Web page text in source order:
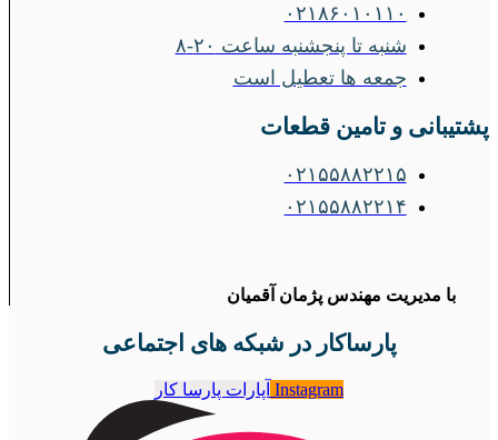
۰۲۱۸۶۰۱۰۱۱۰
شنبه تا پنجشنبه ساعت ۲۰-۸
جمعه ها تعطیل است
پشتیبانی و تامین قطعات
۰۲۱۵۵۸۸۲۲۱۵
۰۲۱۵۵۸۸۲۲۱۴
با مدیریت مهندس پژمان آقمیان
پارساکار در شبکه های اجتماعی
Instagram آپارات پارسا کار